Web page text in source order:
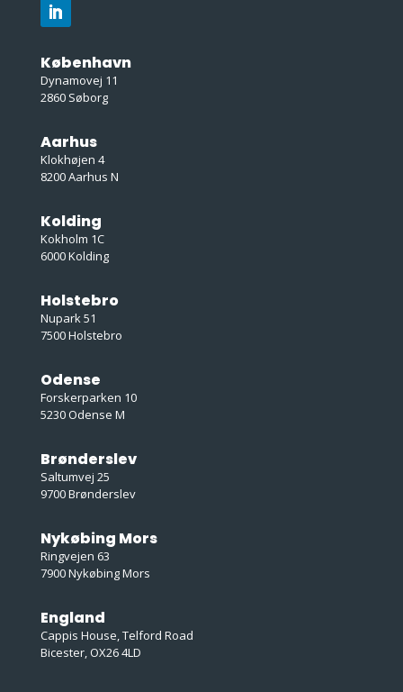
København
Dynamovej 11
2860 Søborg
Aarhus
Klokhøjen 4
8200 Aarhus N
Kolding
Kokholm 1C
6000 Kolding
Holstebro
Nupark 51
7500 Holstebro
Odense
Forskerparken 10
5230 Odense M
Brønderslev
Saltumvej 25
9700 Brønderslev
Nykøbing Mors
Ringvejen 63
7900 Nykøbing Mors
England
Cappis House, Telford Road
Bicester, OX26 4LD